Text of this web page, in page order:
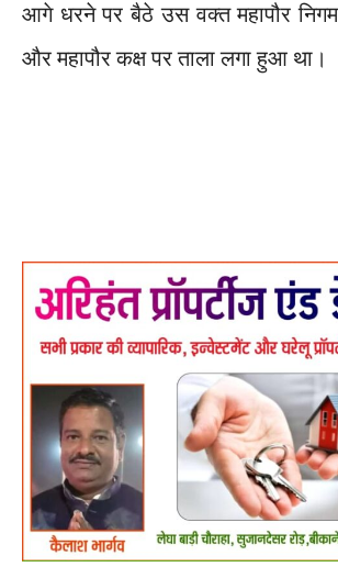
आगे धरने पर बैठे उस वक्त महापौर
और महापौर कक्ष पर ताला लगा हुआ था।